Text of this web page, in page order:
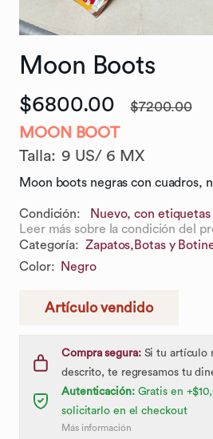
Moon Boots
$6800.00 $7200.00
MOON BOOT
Talla: 9 US/ 6 MX
Moon boots negras con cuadros,
Condición:
Nuevo, con etiquetas
Leer más sobre la condición del
Categoría: Zapatos, Botas y
Color: Negro
Artículo vendido
Compra segura:Si tu artículo
descrito, te regresamos tu
Autenticación:Gratis en
solicitarlo en el checkout
Más información